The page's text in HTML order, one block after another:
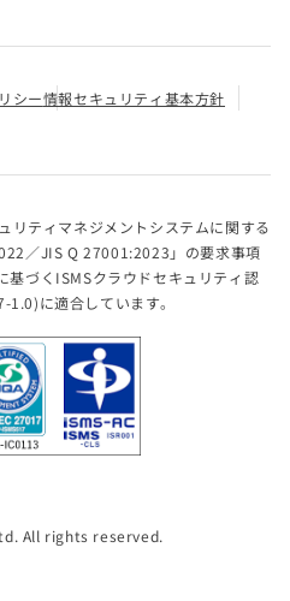
シー情報セキュリティ基本方針
リティマネジメントシステムに関する
／JIS Q 27001:2023」の要求事項
づくISMSクラウドセキュリティ認
に適合しています。
All rights reserved.